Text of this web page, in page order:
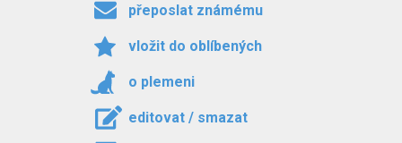
přeposlat známému
vložit do oblíbených
o plemeni
editovat / smazat